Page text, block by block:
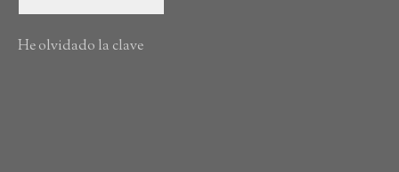
He olvidado la clave